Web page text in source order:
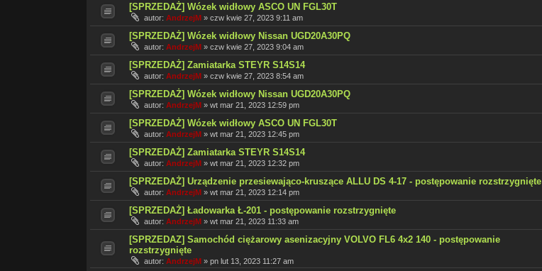
[SPRZEDAŻ] Wózek widłowy ASCO UN FGL30T
autor: AndrzejM » czw kwie 27, 2023 9:11 am
[SPRZEDAŻ] Wózek widłowy Nissan UGD20A30PQ
autor: AndrzejM » czw kwie 27, 2023 9:04 am
[SPRZEDAŻ] Zamiatarka STEYR S14S14
autor: AndrzejM » czw kwie 27, 2023 8:54 am
[SPRZEDAŻ] Wózek widłowy Nissan UGD20A30PQ
autor: AndrzejM » wt mar 21, 2023 12:59 pm
[SPRZEDAŻ] Wózek widłowy ASCO UN FGL30T
autor: AndrzejM » wt mar 21, 2023 12:45 pm
[SPRZEDAŻ] Zamiatarka STEYR S14S14
autor: AndrzejM » wt mar 21, 2023 12:32 pm
[SPRZEDAŻ] Urządzenie przesiewająco-kruszące ALLU DS 4-17 - postępowanie rozstrzygnięte
autor: AndrzejM » wt mar 21, 2023 12:14 pm
[SPRZEDAŻ] Ładowarka Ł-201 - postępowanie rozstrzygnięte
autor: AndrzejM » wt mar 21, 2023 11:33 am
[SPRZEDAZ] Samochód ciężarowy asenizacyjny VOLVO FL6 4x2 140 - postępowanie
rozstrzygnięte
autor: AndrzejM » pn lut 13, 2023 11:27 am